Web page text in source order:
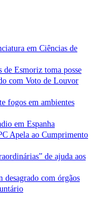
em Ciências de
Esmoriz toma posse
com Voto de Louvor
fogos em ambientes
em Espanha
Apela ao Cumprimento
de ajuda aos
com órgãos